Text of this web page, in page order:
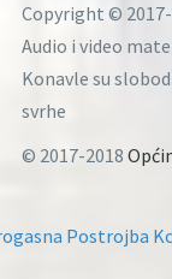
Copyright © 2017-
Audio i video
Konavle su
svrhe
© 2017-2018